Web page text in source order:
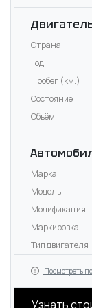
Страна
Год
Пробег (км.)
Состояние
Объём
Марка
Модель
Модификация
Маркировка
Тип двигателя
Посмотреть
Узнать